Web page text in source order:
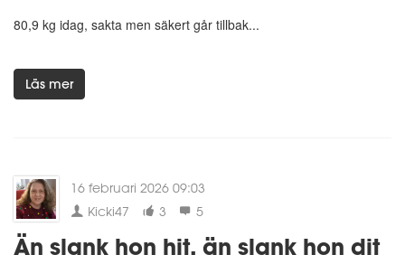
80,9 kg idag, sakta men säkert går tillbak...
Läs mer
16 februari 2026 09:03
Kicki47
3 5
Än slank hon hit, än slank hon dit